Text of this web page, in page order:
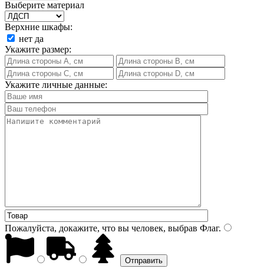
Выберите материал
Верхние шкафы:
нет да
Укажите размер:
Укажите личные данные:
Пожалуйста, докажите, что вы человек, выбрав Флаг.